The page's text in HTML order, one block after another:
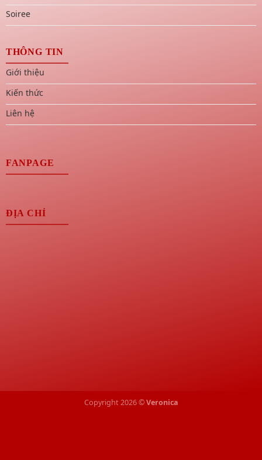
Soiree
THÔNG TIN
Giới thiệu
Kiến thức
Liên hệ
FANPAGE
ĐỊA CHỈ
Copyright 2026 ©Veronica